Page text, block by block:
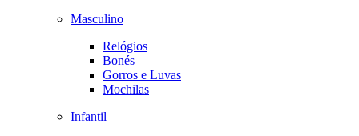
Masculino
Relógios
Bonés
Gorros e Luvas
Mochilas
Infantil